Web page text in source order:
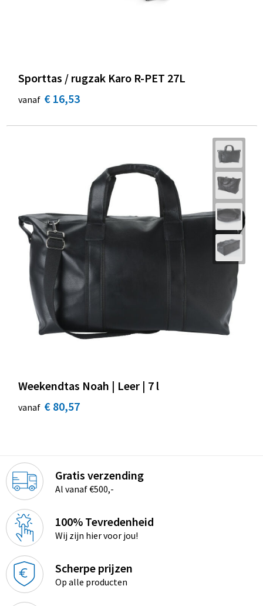
Sporttas / rugzak Karo R-PET 27L
vanaf € 16,53
Weekendtas Noah | Leer | 7 l
vanaf € 80,57
Gratis verzending
Al vanaf €500,-
100% Tevredenheid
Wij zijn hier voor jou!
Scherpe prijzen
Op alle producten